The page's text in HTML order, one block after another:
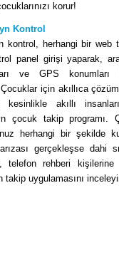
korur!
Kontrol
kontrol, herhangi bir web
panel girişi yaparak,
ve GPS konumları
için akıllıca
kesinlikle akıllı
çocuk takip programı.
herhangi bir şekilde
gerçekleşse dahi
telefon rehberi kişilerine
takip uygulamasını